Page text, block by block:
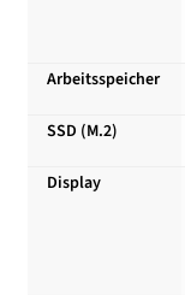
Versand-/
Vertrag widerrufen
Arbeitsspeicher
SSD (M.2)
Display